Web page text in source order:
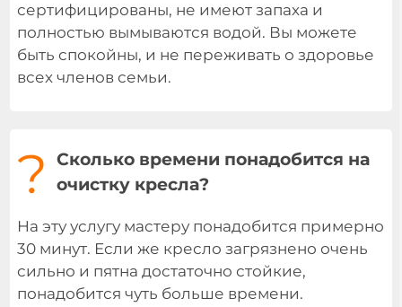
сертифицированы, не имеют запаха и
полностью вымываются водой. Вы можете
быть спокойны, и не переживать о здоровье
всех членов семьи.
?
Сколько времени понадобится на
очистку кресла?
На эту услугу мастеру понадобится примерно
30 минут. Если же кресло загрязнено очень
сильно и пятна достаточно стойкие,
понадобится чуть больше времени.